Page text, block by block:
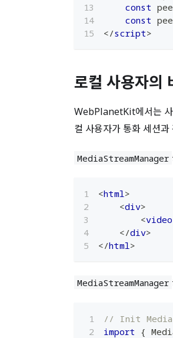
const
const
</script>
로컬 사용자의
WebPlanetKit에서는
컬 사용자가 통화 세션
MediaStreamManager
<html>
<div>
<video
</div>
</html>
MediaStreamManager
// Init
import {